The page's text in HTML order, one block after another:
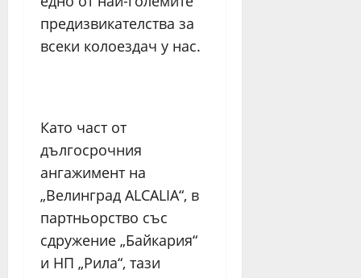
предизвикателства за
всеки колоездач у нас.
Като част от
дългосрочния
ангажимент на
„Велинград ALCALIA“, в
партньорство със
сдружение „Байкария“
и НП „Рила“, тази